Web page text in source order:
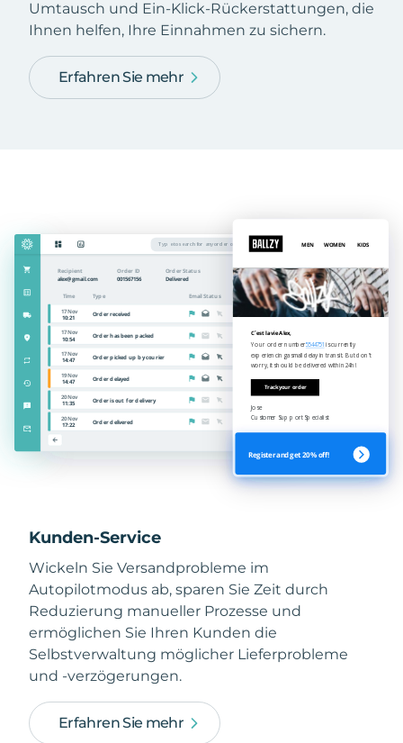
Umtausch und Ein-Klick-Rückerstattungen, die
Ihnen helfen, Ihre Einnahmen zu sichern.
Erfahren Sie mehr
Kunden-Service
Wickeln Sie Versandprobleme im
Autopilotmodus ab, sparen Sie Zeit durch
Reduzierung manueller Prozesse und
ermöglichen Sie Ihren Kunden die
Selbstverwaltung möglicher Lieferprobleme
und -verzögerungen.
Erfahren Sie mehr